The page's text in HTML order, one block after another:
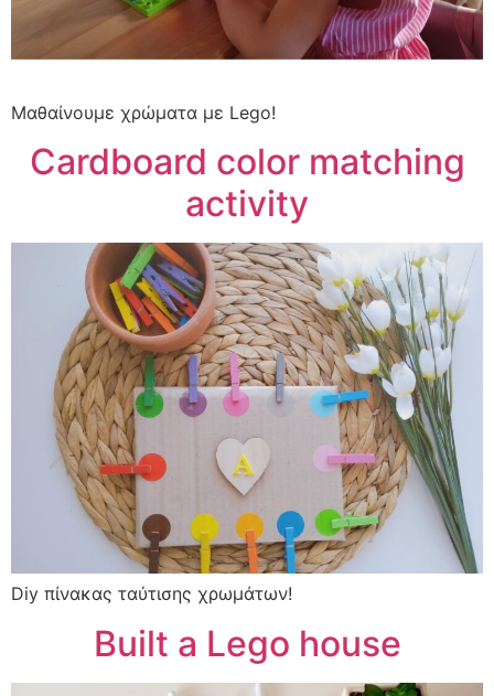
Μαθαίνουμε χρώματα με Lego!
Cardboard color matching
activity
Diy πίνακας ταύτισης χρωμάτων!
Built a Lego house